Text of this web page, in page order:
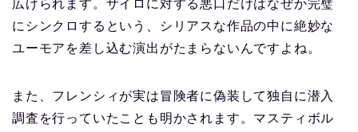
広げられます。ザイロに対する悪口だけはなぜか完璧
にシンクロするという、シリアスな作品の中に絶妙な
ユーモアを差し込む演出がたまらないんですよね。
また、フレンシィが実は冒険者に偽装して独自に潜入
調査を行っていたことも明かされます。マスティボル